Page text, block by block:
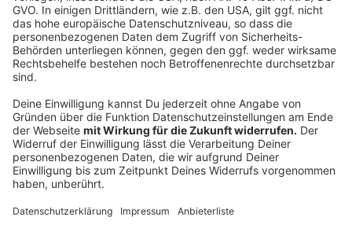
Einschnitte in den Alltag anhalten, umso mehr bröckelt
diese.
Ein Jahr nach ihrer Fernsehansprache macht Merkel
etwas, was man bis dahin nicht von ihr kannte. Sie
entschuldigt sich für die gerade erst mit den
Ministerpräsidenten beschlossene "Osterruhe" und
nimmt diese zurück. "Dieser Fehler ist einzig und allein
mein Fehler", sagt sie im Bundestag.
Anzeige